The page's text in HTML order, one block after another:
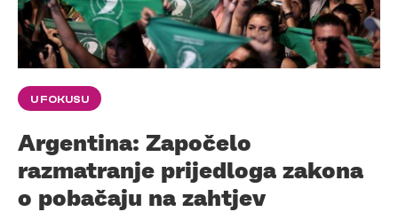
U FOKUSU
Argentina: Započelo
razmatranje prijedloga zakona
o pobačaju na zahtjev